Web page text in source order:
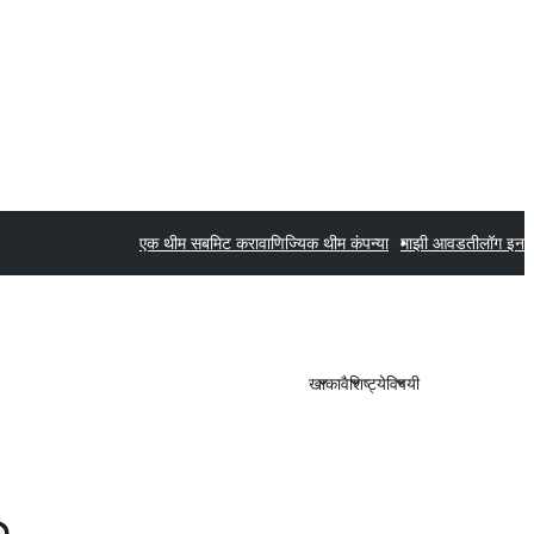
एक थीम सबमिट करावाणिज्यिक थीम कंपन्या माझी आवडतीलॉग इन
खाकावैशिष्ट्येविषयी